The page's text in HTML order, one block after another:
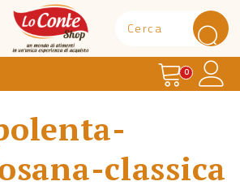
Lo Conte Shop
Carrello
0
classica